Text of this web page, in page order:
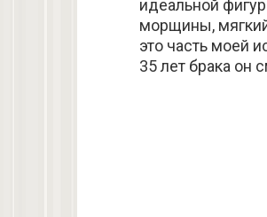
идеальной
морщины,
это часть моей
35 лет брака он